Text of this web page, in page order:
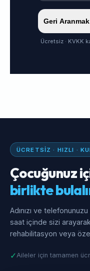
Geri
Ücretsiz · KVKK
ÜCRETSIZ · HIZLI ·
Çocuğunuz
birlikte
Adınızı ve
saat içinde sizi
rehabilitasyon veya
✓Aileler için tamamen